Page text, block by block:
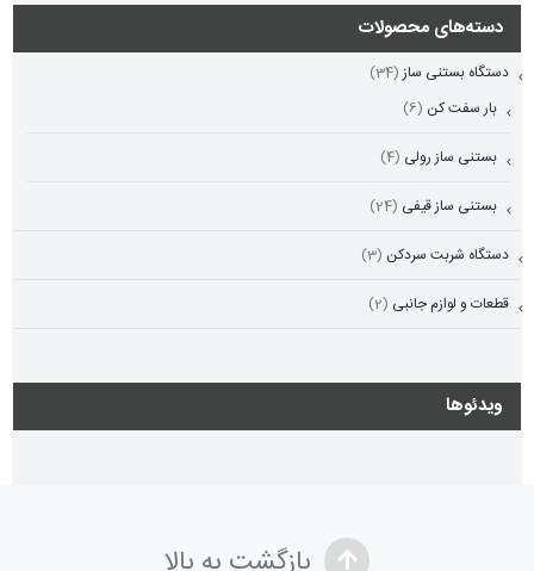
دسته‌های محصولات
دستگاه بستنی ساز (34)
بار سفت کن (6)
بستنی ساز رولی (4)
بستنی ساز قیفی (24)
دستگاه شربت سردکن (3)
قطعات و لوازم جانبی (2)
ویدئوها